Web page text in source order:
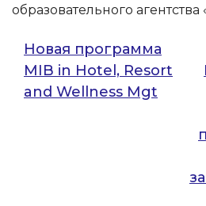
образовательного агентства
Навигация
по
Новая программа
MIB in Hotel, Resort
and Wellness Mgt